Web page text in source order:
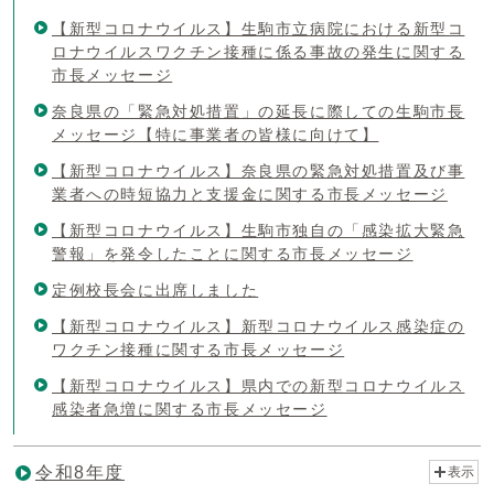
【新型コロナウイルス】生駒市立病院における新型コ
ロナウイルスワクチン接種に係る事故の発生に関する
市長メッセージ
奈良県の「緊急対処措置」の延長に際しての生駒市長
メッセージ【特に事業者の皆様に向けて】
【新型コロナウイルス】奈良県の緊急対処措置及び事
業者への時短協力と支援金に関する市長メッセージ
【新型コロナウイルス】生駒市独自の「感染拡大緊急
警報」を発令したことに関する市長メッセージ
定例校長会に出席しました
【新型コロナウイルス】新型コロナウイルス感染症の
ワクチン接種に関する市長メッセージ
【新型コロナウイルス】県内での新型コロナウイルス
感染者急増に関する市長メッセージ
令和8年度 表示